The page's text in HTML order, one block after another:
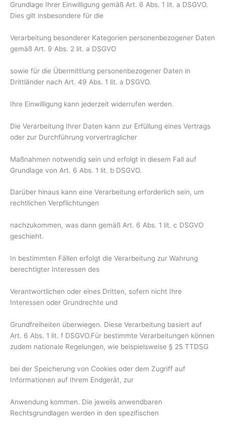
Grundlage Ihrer Einwilligung gemäß Art. 6 Abs. 1 lit. a DSGVO.
Dies gilt insbesondere für die
Verarbeitung besonderer Kategorien personenbezogener Daten
gemäß Art. 9 Abs. 2 lit. a DSGVO
sowie für die Übermittlung personenbezogener Daten in
Drittländer nach Art. 49 Abs. 1 lit. a DSGVO.
Ihre Einwilligung kann jederzeit widerrufen werden.
Die Verarbeitung Ihrer Daten kann zur Erfüllung eines Vertrags
oder zur Durchführung vorvertraglicher
Maßnahmen notwendig sein und erfolgt in diesem Fall auf
Grundlage von Art. 6 Abs. 1 lit. b DSGVO.
Darüber hinaus kann eine Verarbeitung erforderlich sein, um
rechtlichen Verpflichtungen
nachzukommen, was dann gemäß Art. 6 Abs. 1 lit. c DSGVO
geschieht.
In bestimmten Fällen erfolgt die Verarbeitung zur Wahrung
berechtigter Interessen des
Verantwortlichen oder eines Dritten, sofern nicht Ihre
Interessen oder Grundrechte und
Grundfreiheiten überwiegen. Diese Verarbeitung basiert auf
Art. 6 Abs. 1 lit. f DSGVO.Für bestimmte Verarbeitungen können
zudem nationale Regelungen, wie beispielsweise § 25 TTDSG
bei der Speicherung von Cookies oder dem Zugriff auf
Informationen auf Ihrem Endgerät, zur
Anwendung kommen. Die jeweils anwendbaren
Rechtsgrundlagen werden in den spezifischen